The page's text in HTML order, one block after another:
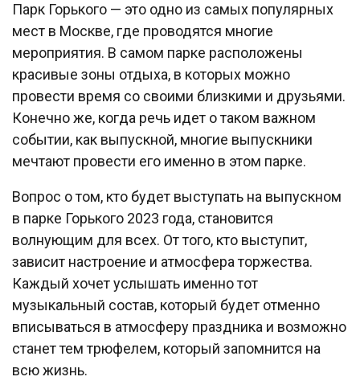
Парк Горького — это одно из самых популярных
мест в Москве, где проводятся многие
мероприятия. В самом парке расположены
красивые зоны отдыха, в которых можно
провести время со своими близкими и друзьями.
Конечно же, когда речь идет о таком важном
событии, как выпускной, многие выпускники
мечтают провести его именно в этом парке.
Вопрос о том, кто будет выступать на выпускном
в парке Горького 2023 года, становится
волнующим для всех. От того, кто выступит,
зависит настроение и атмосфера торжества.
Каждый хочет услышать именно тот
музыкальный состав, который будет отменно
вписываться в атмосферу праздника и возможно
станет тем трюфелем, который запомнится на
всю жизнь.